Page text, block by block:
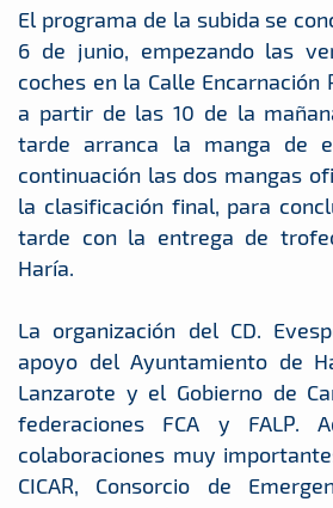
El programa de la subida se
6 de junio, empezando las
coches en la Calle Encarnación
a partir de las 10 de la
tarde arranca la manga de
continuación las dos mangas
la clasificación final, para
tarde con la entrega de
Haría.
La organización del CD.
apoyo del Ayuntamiento de
Lanzarote y el Gobierno de
federaciones FCA y FALP.
colaboraciones muy
CICAR, Consorcio de